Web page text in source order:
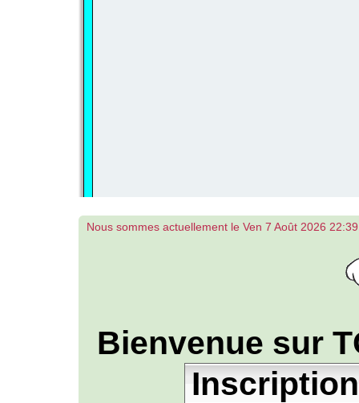
Nous sommes actuellement le Ven 7 Août 2026 22:39
Bienvenue sur
Inscription